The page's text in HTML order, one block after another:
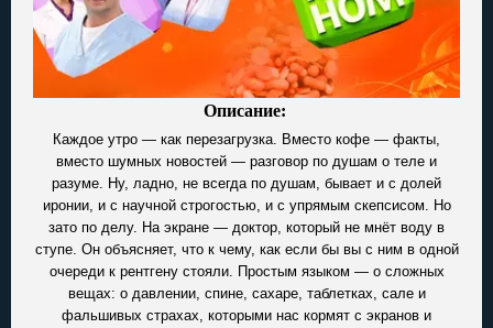
Описание:
Каждое утро — как перезагрузка. Вместо кофе — факты,
вместо шумных новостей — разговор по душам о теле и
разуме. Ну, ладно, не всегда по душам, бывает и с долей
иронии, и с научной строгостью, и с упрямым скепсисом. Но
зато по делу. На экране — доктор, который не мнёт воду в
ступе. Он объясняет, что к чему, как если бы вы с ним в одной
очереди к рентгену стояли. Простым языком — о сложных
вещах: о давлении, спине, сахаре, таблетках, сале и
фальшивых страхах, которыми нас кормят с экранов и